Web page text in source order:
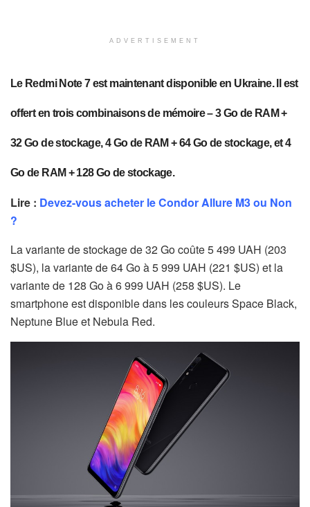
ADVERTISEMENT
Le Redmi Note 7 est maintenant disponible en Ukraine. Il est
offert en trois combinaisons de mémoire – 3 Go de RAM +
32 Go de stockage, 4 Go de RAM + 64 Go de stockage, et 4
Go de RAM + 128 Go de stockage.
Lire : Devez-vous acheter le Condor Allure M3 ou Non
?
La variante de stockage de 32 Go coûte 5 499 UAH (203
$US), la variante de 64 Go à 5 999 UAH (221 $US) et la
variante de 128 Go à 6 999 UAH (258 $US). Le
smartphone est disponible dans les couleurs Space Black,
Neptune Blue et Nebula Red.